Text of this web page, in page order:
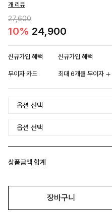
개 리뷰
27,600
10% 24,900
신규가입 혜택 신규가입 혜택
무이자 카드 최대 6개월 무이자
상품금액 합계
장바구니